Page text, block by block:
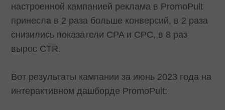
настроенной кампанией реклама в PromoPult
принесла в 2 раза больше конверсий, в 2 раза
снизились показатели CPA и CPC, в 8 раз
вырос CTR.
Вот результаты кампании за июнь 2023 года на
интерактивном дашборде PromoPult: